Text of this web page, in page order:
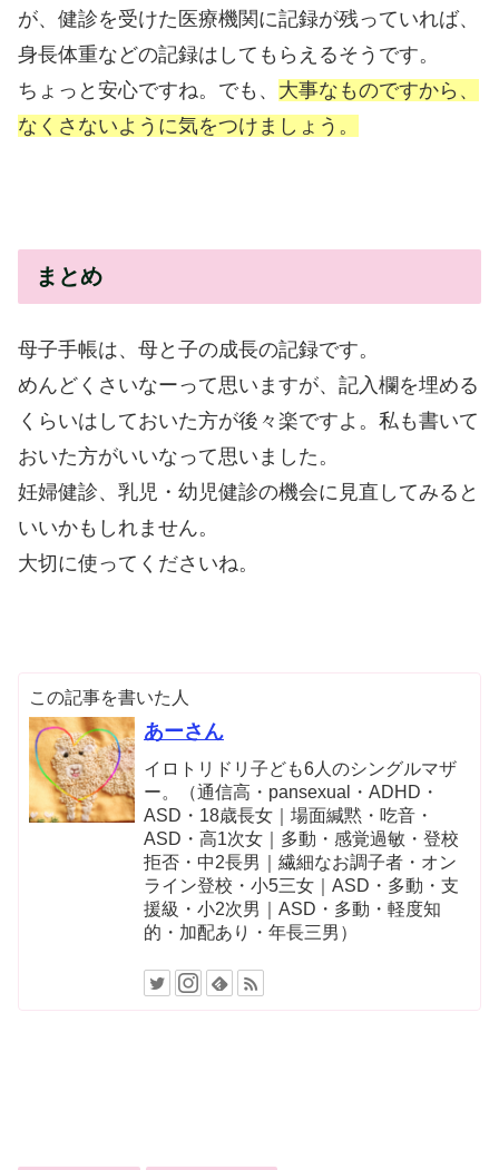
が、健診を受けた医療機関に記録が残っていれば、
身長体重などの記録はしてもらえるそうです。
ちょっと安心ですね。でも、 大事なものですから、
なくさないように気をつけましょう。
まとめ
母子手帳は、母と子の成長の記録です。
めんどくさいなーって思いますが、記入欄を埋める
くらいはしておいた方が後々楽ですよ。私も書いて
おいた方がいいなって思いました。
妊婦健診、乳児・幼児健診の機会に見直してみると
いいかもしれません。
大切に使ってくださいね。
この記事を書いた人
あーさん
イロトリドリ子ども6人のシングルマザ
ー。（通信高・pansexual・ADHD・
ASD・18歳長女｜場面緘黙・吃音・
ASD・高1次女｜多動・感覚過敏・登校
拒否・中2長男｜繊細なお調子者・オン
ライン登校・小5三女｜ASD・多動・支
援級・小2次男｜ASD・多動・軽度知
的・加配あり・年長三男）